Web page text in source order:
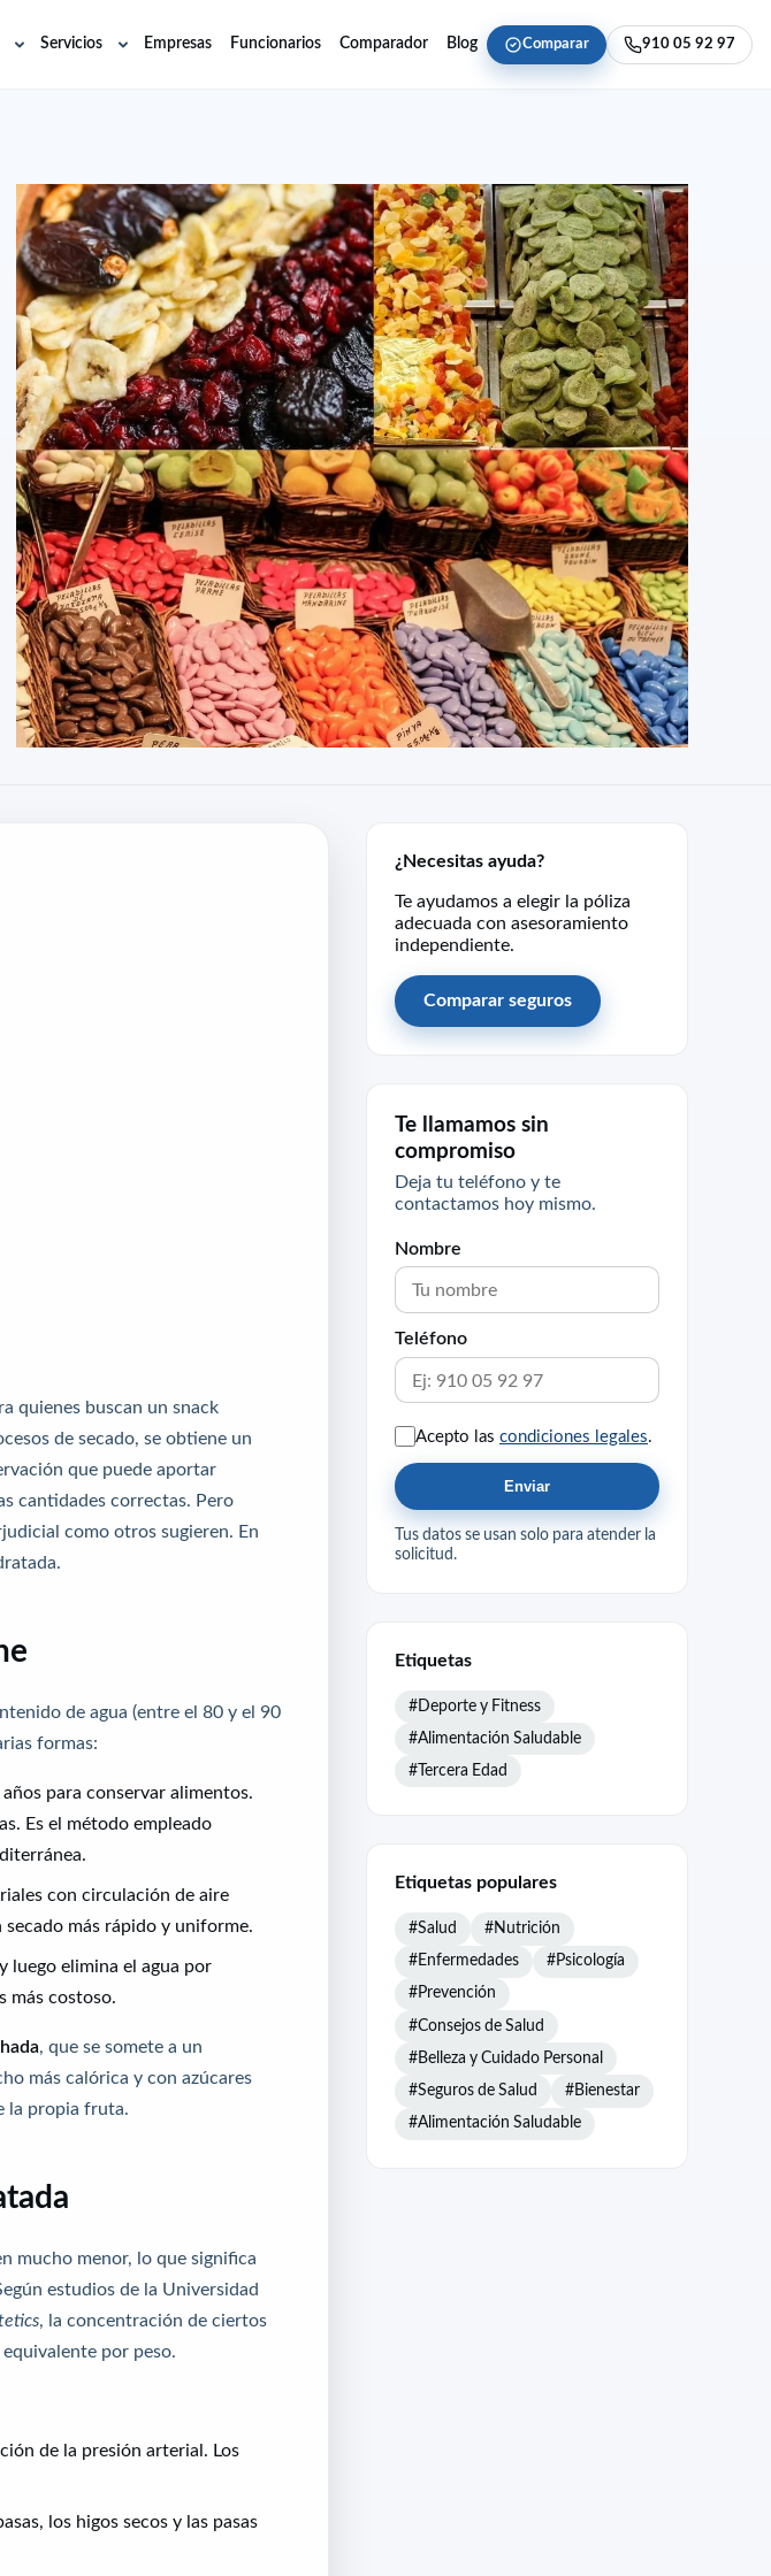
AbrirServicios
AbrirEmpresas Funcionarios Comparador Blog Comparar 910 05 92 97
quienes buscan un snack
de secado, se obtiene un
que puede aportar
cantidades correctas. Pero
como otros sugieren. En
de agua (entre el 80 y el 90
formas:
para conservar alimentos.
Es el método empleado
con circulación de aire
más rápido y uniforme.
luego elimina el agua por
más costoso.
, que se somete a un
más calórica y con azúcares
la propia fruta.
mucho menor, lo que significa
estudios de la Universidad
, la concentración de ciertos
por peso.
de la presión arterial. Los
los higos secos y las pasas
¿Necesitas ayuda?
Te ayudamos a elegir la póliza
adecuada con asesoramiento
independiente.
Comparar seguros
Te llamamos sin
compromiso
Deja tu teléfono y te
contactamos hoy mismo.
Nombre
Teléfono
Acepto las condiciones legales
Enviar
Tus datos se usan solo para atender la
solicitud.
Etiquetas
#Deporte y Fitness
#Alimentación Saludable
#Tercera Edad
Etiquetas populares
#Salud #Nutrición
#Enfermedades #Psicología
#Prevención
#Consejos de Salud
#Belleza y Cuidado Personal
#Seguros de Salud #Bienestar
#Alimentación Saludable